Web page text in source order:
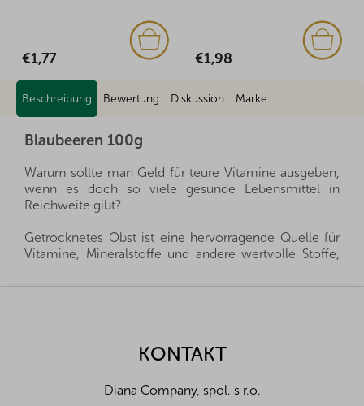
€1,77 €1,98
Beschreibung Bewertung Diskussion Marke
Blaubeeren 100g
Warum sollte man Geld für teure Vitamine ausgeben,
wenn es doch so viele gesunde Lebensmittel in
Reichweite gibt?
Getrocknetes Obst ist eine hervorragende Quelle für
Vitamine, Mineralstoffe und andere wertvolle Stoffe,
stellen können. Es ist eine gesunde Alternative zu
Wir importieren alle unsere Produkte direkt aus den
und des fairen Umgangs mit unseren Lieferanten sind
wir oft in der Lage, exklusive Vertretungen direkt von
KONTAKT
Diana Company, spol. s r.o.